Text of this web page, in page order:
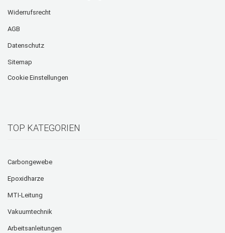
Widerrufsrecht
AGB
Datenschutz
Sitemap
Cookie Einstellungen
TOP KATEGORIEN
Carbongewebe
Epoxidharze
MTI-Leitung
Vakuumtechnik
Arbeitsanleitungen